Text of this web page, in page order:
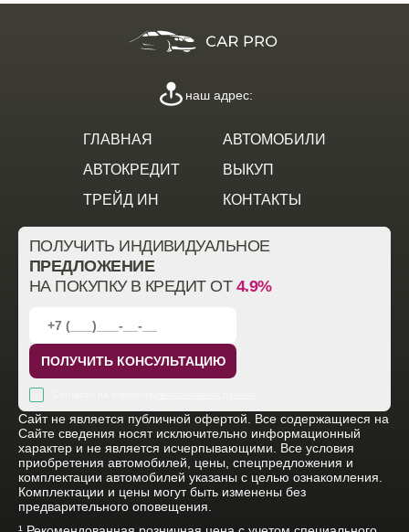
ГЛАВНАЯ
АВТОМОБИЛИ
АВТОКРЕДИТ
ВЫКУП
ТРЕЙД ИН
КОНТАКТЫ
наш адрес:
ПОЛУЧИТЬ ИНДИВИДУАЛЬНОЕ
ПРЕДЛОЖЕНИЕ
НА ПОКУПКУ В КРЕДИТ ОТ 4.9%
ПОЛУЧИТЬ КОНСУЛЬТАЦИЮ
Cайт не является публичной офертой. Все содержащиеся на
Сайте сведения носят исключительно информационный
характер и не является исчерпывающими. Все условия
приобретения автомобилей, цены, спецпредложения и
комплектации автомобилей указаны с целью ознакомления.
Комплектации и цены могут быть изменены без
предварительного оповещения.